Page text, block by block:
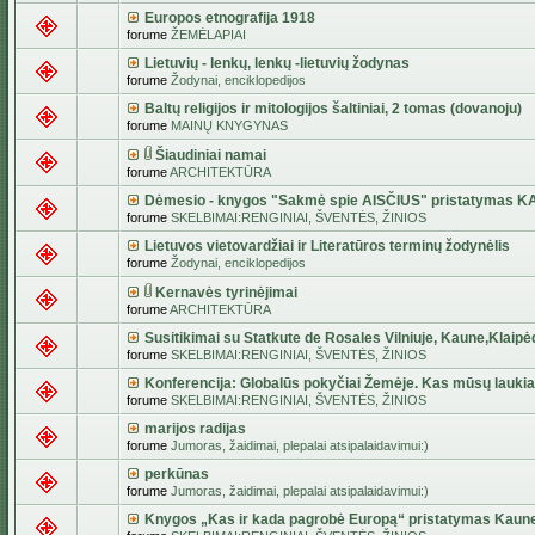
Europos etnografija 1918
forume ŽEMĖLAPIAI
Lietuvių - lenkų, lenkų -lietuvių žodynas
forume Žodynai, enciklopedijos
Baltų religijos ir mitologijos šaltiniai, 2 tomas (dovanoju)
forume MAINŲ KNYGYNAS
Šiaudiniai namai
forumeARCHITEKTŪRA
Dėmesio - knygos "Sakmė spie AISČIUS" pristatymas
forume SKELBIMAI:RENGINIAI, ŠVENTĖS, ŽINIOS
Lietuvos vietovardžiai ir Literatūros terminų žodynėlis
forume Žodynai, enciklopedijos
Kernavės tyrinėjimai
forumeARCHITEKTŪRA
Susitikimai su Statkute de Rosales Vilniuje,
forume SKELBIMAI:RENGINIAI, ŠVENTĖS, ŽINIOS
Konferencija: Globalūs pokyčiai Žemėje. Kas mūsų
forume SKELBIMAI:RENGINIAI, ŠVENTĖS, ŽINIOS
marijos radijas
forume Jumoras, žaidimai, plepalai atsipalaidavimui:)
perkūnas
forume Jumoras, žaidimai, plepalai atsipalaidavimui:)
Knygos „Kas ir kada pagrobė Europą“ pristatymas